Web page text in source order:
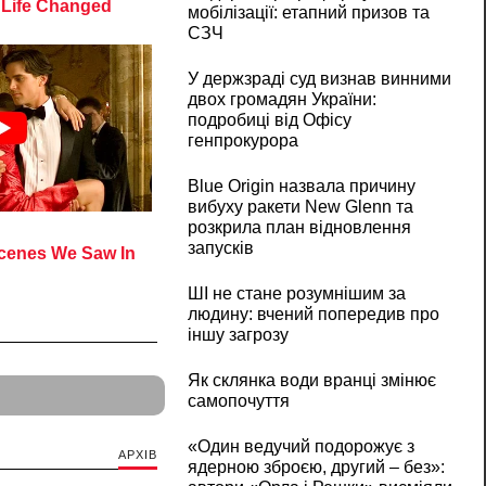
АРХІВ
мобілізації: етапний призов та
СЗЧ
У держзраді суд визнав винними
двох громадян України:
подробиці від Офісу
генпрокурора
Blue Origin назвала причину
вибуху ракети New Glenn та
розкрила план відновлення
запусків
ШІ не стане розумнішим за
людину: вчений попередив про
іншу загрозу
Як склянка води вранці змінює
самопочуття
«Один ведучий подорожує з
ядерною зброєю, другий – без»: